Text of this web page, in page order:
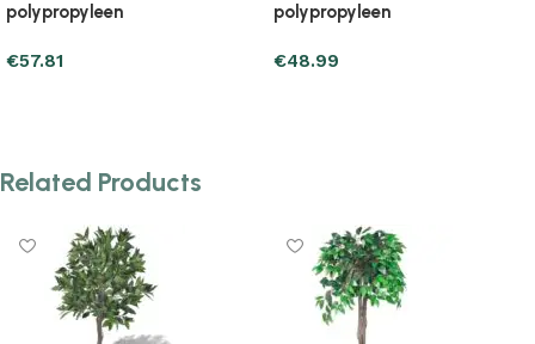
polypropyleen
€71.53
polypropyleen
€76.43
Related Products